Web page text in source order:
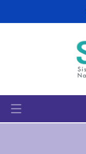
Pasar al contenido